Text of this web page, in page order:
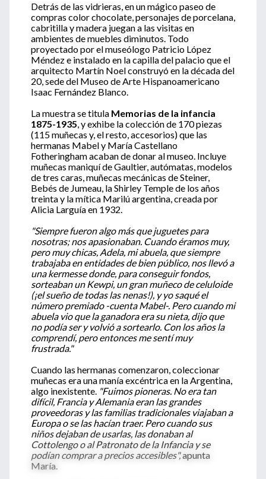
Detrás de las vidrieras, en un mágico paseo de
compras color chocolate, personajes de porcelana,
cabritilla y madera juegan a las visitas en
ambientes de muebles diminutos. Todo
proyectado por el museólogo Patricio López
Méndez e instalado en la capilla del palacio que el
arquitecto Martín Noel construyó en la década del
20, sede del Museo de Arte Hispanoamericano
Isaac Fernández Blanco.
La muestra se titula Memorias de la infancia
1875-1935, y exhibe la colección de 170 piezas
(115 muñecas y, el resto, accesorios) que las
hermanas Mabel y María Castellano
Fotheringham acaban de donar al museo. Incluye
muñecas maniquí de Gaultier, autómatas, modelos
de tres caras, muñecas mecánicas de Steiner,
Bebés de Jumeau, la Shirley Temple de los años
treinta y la mítica Marilú argentina, creada por
Alicia Larguía en 1932.
"Siempre fueron algo más que juguetes para
nosotras; nos apasionaban. Cuando éramos muy,
pero muy chicas, Adela, mi abuela, que siempre
trabajaba en entidades de bien público, nos llevó a
una kermesse donde, para conseguir fondos,
sorteaban un Kewpi, un gran muñeco de celuloide
(¡el sueño de todas las nenas!), y yo saqué el
número premiado -cuenta Mabel-. Pero cuando mi
abuela vio que la ganadora era su nieta, dijo que
no podía ser y volvió a sortearlo. Con los años la
comprendí, pero entonces me sentí muy
frustrada."
Cuando las hermanas comenzaron, coleccionar
muñecas era una manía excéntrica en la Argentina,
algo inexistente. "Fuimos pioneras. No era tan
difícil, Francia y Alemania eran las grandes
proveedoras y las familias tradicionales viajaban a
Europa o se las hacían traer. Pero cuando sus
niños dejaban de usarlas, las donaban al
Cottolengo o al Patronato de la Infancia y se
podían comprar a precios accesibles",apunta
María.